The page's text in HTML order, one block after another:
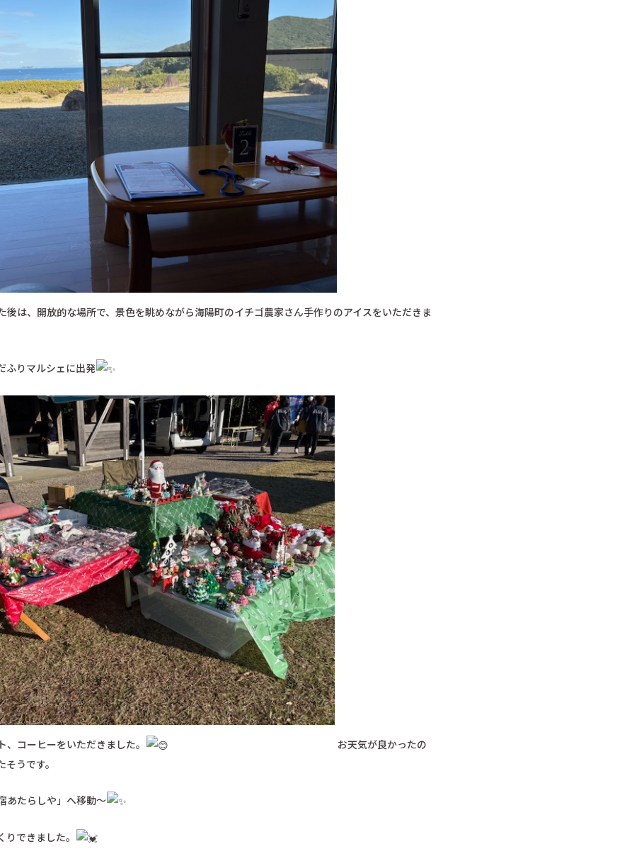
後は、開放的な場所で、景色を眺めながら海陽町のイチゴ農家さん手作りのアイスをいただきま
ふりマルシェに出発
コーヒーをいただきました。
お天気が良かったの
うです。
あたらしや」へ移動～
できました。